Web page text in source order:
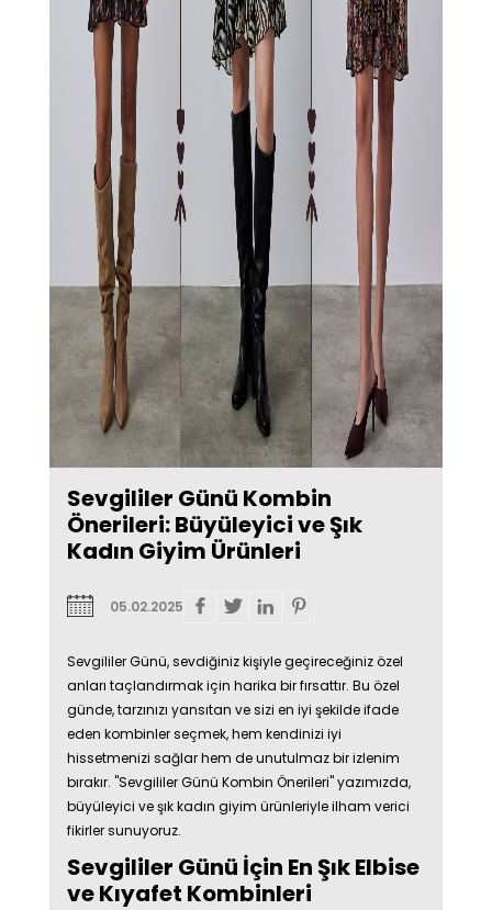
Sevgililer Günü Kombin
Önerileri: Büyüleyici ve Şık
Kadın Giyim Ürünleri
05.02.2025
Sevgililer Günü, sevdiğiniz kişiyle geçireceğiniz özel
anları taçlandırmak için harika bir fırsattır. Bu özel
günde, tarzınızı yansıtan ve sizi en iyi şekilde ifade
eden kombinler seçmek, hem kendinizi iyi
hissetmenizi sağlar hem de unutulmaz bir izlenim
bırakır. "Sevgililer Günü Kombin Önerileri" yazımızda,
büyüleyici ve şık kadın giyim ürünleriyle ilham verici
fikirler sunuyoruz.
Sevgililer Günü İçin En Şık Elbise
ve Kıyafet Kombinleri